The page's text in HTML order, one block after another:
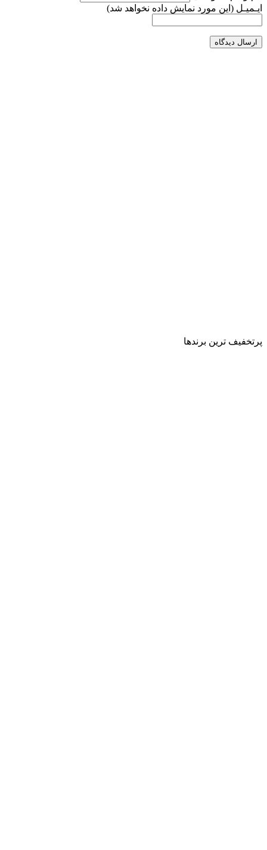
ایـمیـل (این مورد نمایش داده نخواهد شد)
ارسال دیدگاه
پرتخفیف ترین برندها